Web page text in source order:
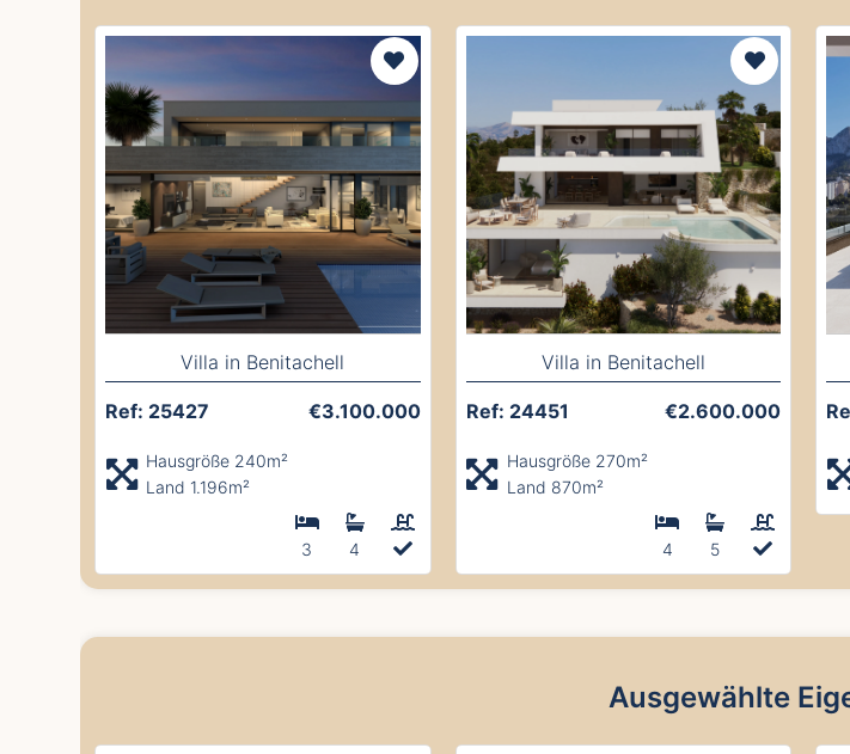
Villa in Benitachell
Ref: 25427 €3.100.000
Hausgröße 240m²
Land 1.196m²
3 4
Villa in Benitachell
Ref: 24451 €2.600.000
Hausgröße 270m²
Land 870m²
4 5
Ausgewählte